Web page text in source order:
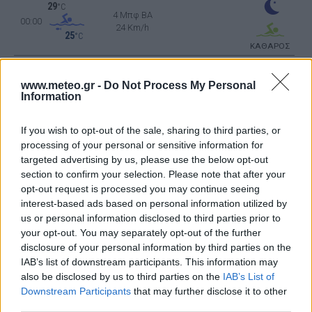
www.meteo.gr - Do Not Process My Personal
Information
If you wish to opt-out of the sale, sharing to third parties, or
processing of your personal or sensitive information for
targeted advertising by us, please use the below opt-out
section to confirm your selection. Please note that after your
opt-out request is processed you may continue seeing
interest-based ads based on personal information utilized by
us or personal information disclosed to third parties prior to
your opt-out. You may separately opt-out of the further
disclosure of your personal information by third parties on the
IAB’s list of downstream participants. This information may
also be disclosed by us to third parties on the IAB’s List of
Downstream Participants that may further disclose it to other
00:00
29°C
25°C
4 Μπφ BA
24 Km/h
ΚΑΘΑΡΟΣ
03:00
25°C
3 Μπφ BA
06:00
25°C
25°C
3 Μπφ BA
16 Km/h
ΚΑΘΑΡΟΣ
09:00
30 °C
25°C
3 Μπφ BA
16 Km/h
ΚΑΘΑΡΟΣ
12:00
35°C
4 Μπφ BA
24 Km/h